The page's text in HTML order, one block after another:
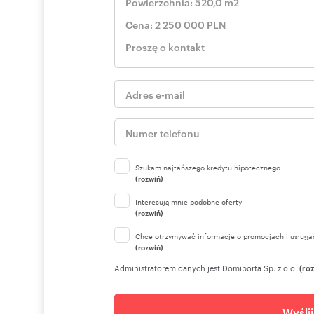
Paulina Samotyja - SUNRISE Nieruchomości
pokaż telefon
Sprzedaż zaczyna się od dobrego Agenta.
sunrisenieruchomosci.pl
Oferta dodana z propertly.io
Nr oferty w biurze: 8-DS-Dzj9ONuoY8/17/4
Numer oferty: 8-DS-Dzj9ONuoY8
Szukam najtańszego kredytu hipotecznego
(rozwiń)
Interesują mnie podobne oferty
(rozwiń)
Chcę otrzymywać informacje o promocjach i
(rozwiń)
Administratorem danych jest Domiporta Sp. z o.o.